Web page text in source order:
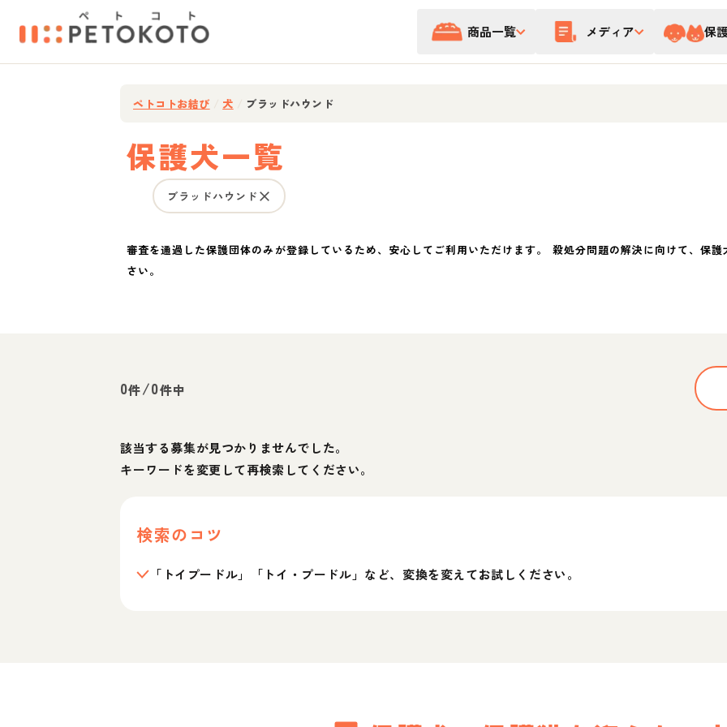
商品一覧 メディア 保
ペトコトお結び 犬 ブラッドハウンド
保護犬一覧
ブラッドハウンド
審査を通過した保護団体のみが登録しているため、安心してご利用いただけます。 殺処分問題の解決に向けて、保
さい。
0件/0件中
該当する募集が見つかりませんでした。
キーワードを変更して再検索してください。
検索のコツ
「トイプードル」「トイ・プードル」など、変換を変えてお試しください。